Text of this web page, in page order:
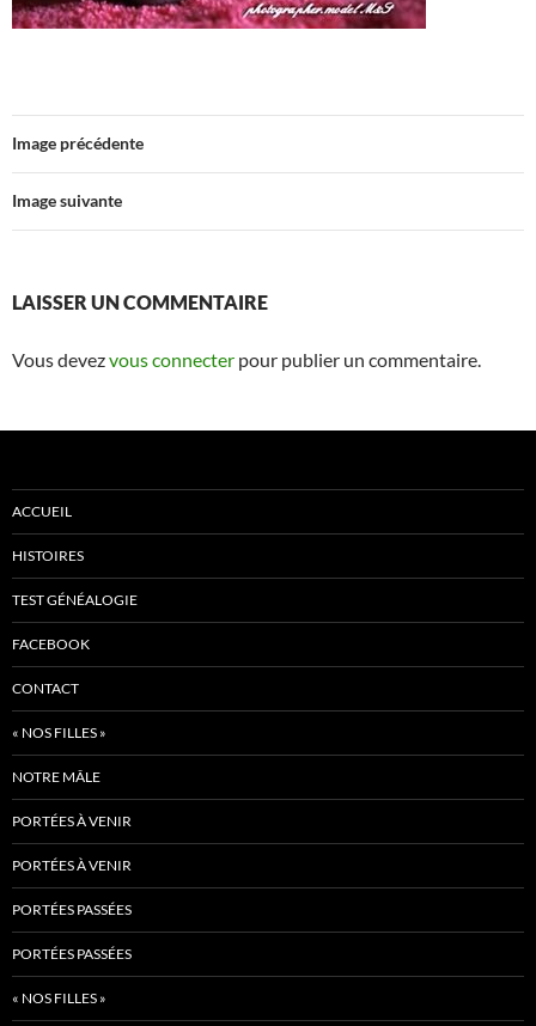
Image précédente
Image suivante
LAISSER UN COMMENTAIRE
Vous devezvous connecter pour publier un commentaire.
ACCUEIL
HISTOIRES
TEST GÉNÉALOGIE
FACEBOOK
CONTACT
« NOS FILLES »
NOTRE MÂLE
PORTÉES À VENIR
PORTÉES À VENIR
PORTÉES PASSÉES
PORTÉES PASSÉES
« NOS FILLES »